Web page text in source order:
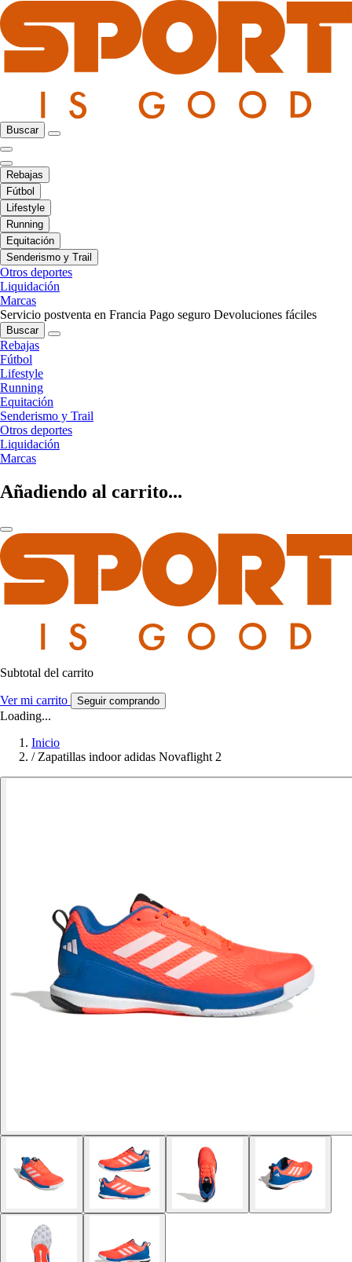
Buscar
Rebajas
Fútbol
Lifestyle
Running
Equitación
Senderismo y Trail
Otros deportes
Liquidación
Marcas
Servicio postventa en Francia Pago seguro Devoluciones fáciles
Buscar
Rebajas
Fútbol
Lifestyle
Running
Equitación
Senderismo y Trail
Otros deportes
Liquidación
Marcas
Añadiendo al carrito...
Subtotal del carrito
Ver mi carrito Seguir comprando
Loading...
Inicio
/ Zapatillas indoor adidas Novaflight 2